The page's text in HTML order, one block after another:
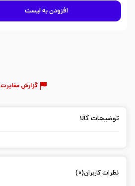
افزودن به لیست
گزارش مغایرت
توضیحات کالا
نظرات کاربران(0)